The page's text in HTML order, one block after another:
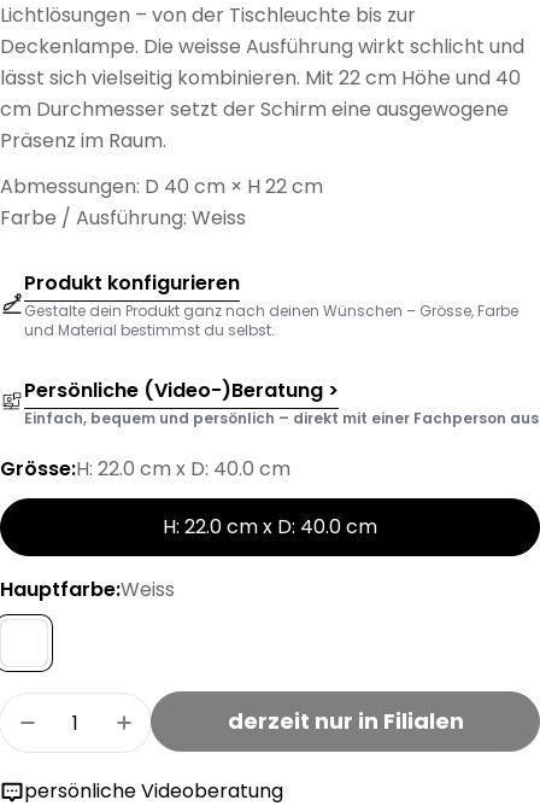
Lichtlösungen – von der Tischleuchte bis zur
Deckenlampe. Die weisse Ausführung wirkt schlicht und
lässt sich vielseitig kombinieren. Mit 22 cm Höhe und 40
cm Durchmesser setzt der Schirm eine ausgewogene
Präsenz im Raum.
Abmessungen: D 40 cm × H 22 cm
Farbe / Ausführung: Weiss
Produkt konfigurieren
Gestalte dein Produkt ganz nach deinen Wünschen – Grösse, Farbe
und Material bestimmst du selbst.
Persönliche (Video-)Beratung >
Einfach, bequem und persönlich – direkt mit einer Fachperson aus
Grösse:H: 22.0 cm x D: 40.0 cm
H: 22.0 cm x D: 40.0 cm
Hauptfarbe:Weiss
Menge
Menge für MIX&amp;MATCH TREND 40
Menge für MIX&amp;MATCH TREND
derzeit nur in Filialen
persönliche Videoberatung